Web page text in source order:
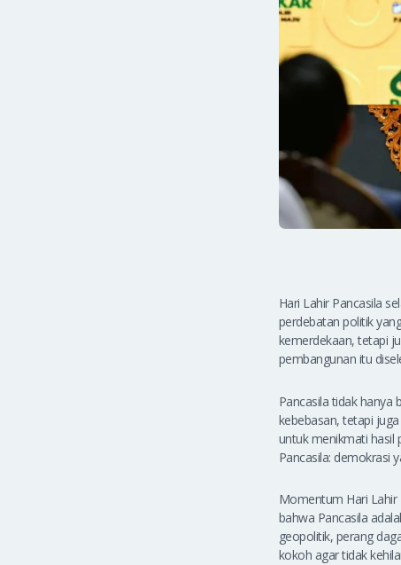
Hari Lahir Pancasila
perdebatan politik
kemerdekaan, tetapi
pembangunan itu
Pancasila tidak hanya
kebebasan, tetapi
untuk menikmati hasil
Pancasila: demokrasi
Momentum Hari Lahir
bahwa Pancasila
geopolitik, perang
kokoh agar tidak